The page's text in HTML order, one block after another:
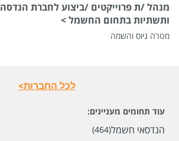
שכר
המעסיק לא סיפר לנו
מנהל /ת פרוייקטים /ביצוע לחברת הנדסה
ותשתיות בתחום החשמל >
מטרה גיוס והשמה
לכל החברות>
עוד תחומים מעניינים:
הנדסאי חשמל(464)